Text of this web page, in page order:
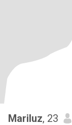
Mariluz, 23